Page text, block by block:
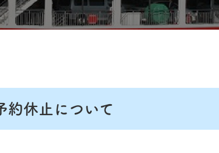
休止について